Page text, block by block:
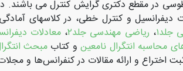
دیفرانسیل و کنترل خطی، در کلاسهای
جلد١ ، ریاضی مهندسی جلد٢ ،معادلات
محاسبه انتگرال نامعینو کتاب مبحث
اختراع و ارائه مقالات در کنفرانس‌ها و